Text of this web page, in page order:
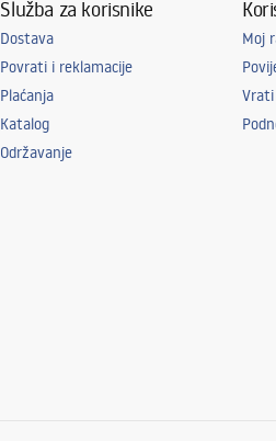
Služba za korisnike
Dostava
Povrati i reklamacije
Plaćanja
Katalog
Održavanje
Moj